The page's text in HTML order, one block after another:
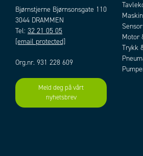
Temperaturgivare med inbyggd transmitter
10V som kan kopplas direkt till de analoga
Add to existing cart row
Bjørnstjerne Bjørnsonsgate 110
3044 DRAMMEN
Tel: 32 21 05 05
[email protected]
Org.nr. 931 228 609
Meld deg på vårt
nyhetsbrev
Sensor
Motor
Trykk